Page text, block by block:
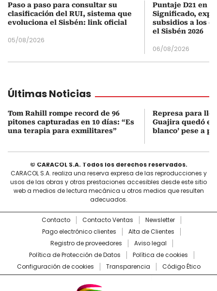
Paso a paso para consultar su
clasificación del RUI, sistema que
evoluciona el Sisbén: link oficial
05/08/2026
Puntaje D21 en
Significado,
subsidios a los
el Sisbén 2026
06/08/2026
Últimas Noticias
Tom Rahill rompe record de 96
pitones capturadas en 10 días: “Es
una terapia para exmilitares”
Represa para
Guajira quedó en
blanco’ pese a
© CARACOL S.A. Todos los derechos reservados.
CARACOL S.A. realiza una reserva expresa de las reproducciones y
usos de las obras y otras prestaciones accesibles desde este sitio
web a medios de lectura mecánica u otros medios que resulten
adecuados.
Contacto Contacto Ventas
Newsletter
Pago electrónico clientes
Alta de Clientes
Registro de proveedores
Aviso legal
Política de Protección de Datos
Política de cookies
Configuración de cookies
Transparencia Código Ético